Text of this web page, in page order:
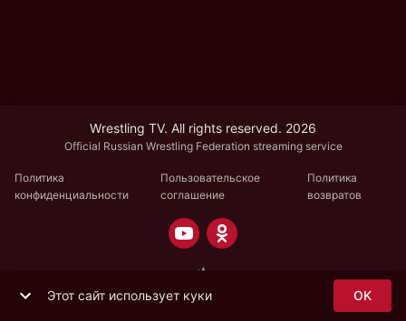
Wrestling TV. All rights reserved. 2026
Official Russian Wrestling Federation streaming service
Политика
конфиденциальности
Пользовательское
соглашение
Политика
возвратов
Этот сайт использует куки OK